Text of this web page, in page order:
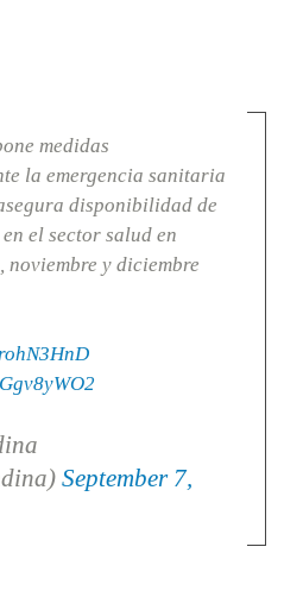
medidas
la emergencia sanitaria
disponibilidad de
el sector salud en
noviembre y diciembre
September 7,